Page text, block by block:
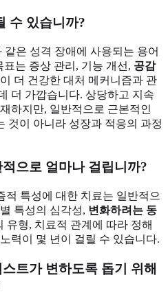
수 있습니까?
은 성격 장애에 사용되는 용어
표는 증상 관리, 기능 개선, 공감
더 건강한 대처 메커니즘과 관
더 가깝습니다. 상당하고 지속
하지만, 일반적으로 근본적인
것이 아니라 성장과 적응의 과정
으로 얼마나 걸립니까?
적 특성에 대한 치료는 일반적으
특성의 심각성, 변화하려는 동
유형, 치료적 관계에 따라 정해
력이 몇 년이 걸릴 수 있습니다.
트가 변하도록 돕기 위해